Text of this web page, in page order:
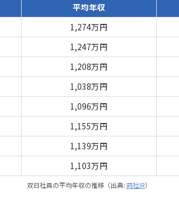
平均年収
1,274万円
1,247万円
1,208万円
1,038万円
1,096万円
1,155万円
1,139万円
1,103万円
双日社員の平均年収の推移（出典: 同社IR）